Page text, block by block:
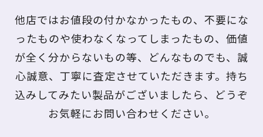
他店ではお値段の付かなかったもの、不要にな
ったものや使わなくなってしまったもの、価値
が全く分からないもの等、どんなものでも、誠
心誠意、丁寧に査定させていただきます。持ち
込みしてみたい製品がございましたら、どうぞ
お気軽にお問い合わせください。